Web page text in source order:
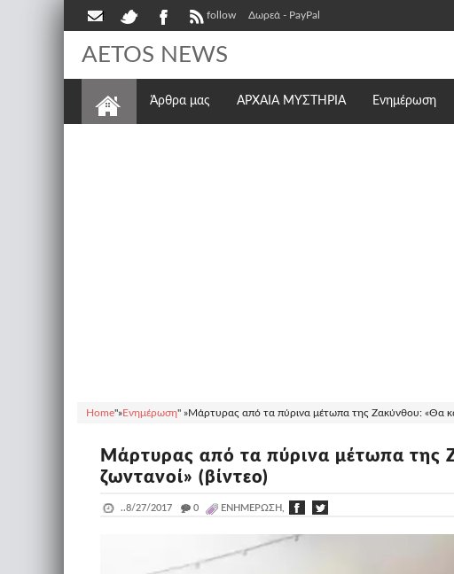
follow Δωρεά - PayPal
AETOS NEWS
Άρθρα μας ΑΡΧΑΙΑ ΜΥΣΤΗΡΙΑ Ενημέρωση
Home"»Ενημέρωση" »Μάρτυρας από τα πύρινα μέτωπα της Ζακύνθου: «Θα
Μάρτυρας από τα πύρινα μέτωπα της
ζωντανοί» (βίντεο)
..8/27/2017 _ 0 ΕΝΗΜΈΡΩΣΗ,